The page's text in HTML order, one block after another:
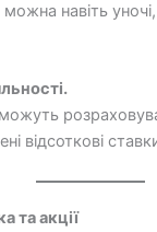
навіть уночі,
можуть
відсоткові
та акції